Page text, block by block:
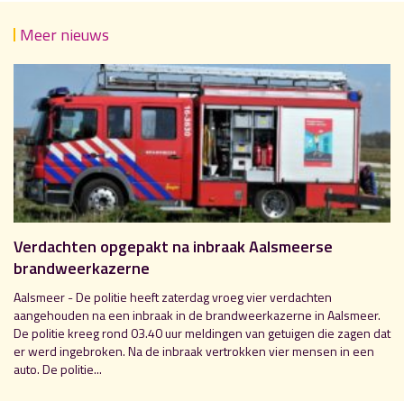
Meer nieuws
Verdachten opgepakt na inbraak Aalsmeerse
brandweerkazerne
Aalsmeer - De politie heeft zaterdag vroeg vier verdachten
aangehouden na een inbraak in de brandweerkazerne in Aalsmeer.
De politie kreeg rond 03.40 uur meldingen van getuigen die zagen dat
er werd ingebroken. Na de inbraak vertrokken vier mensen in een
auto. De politie...